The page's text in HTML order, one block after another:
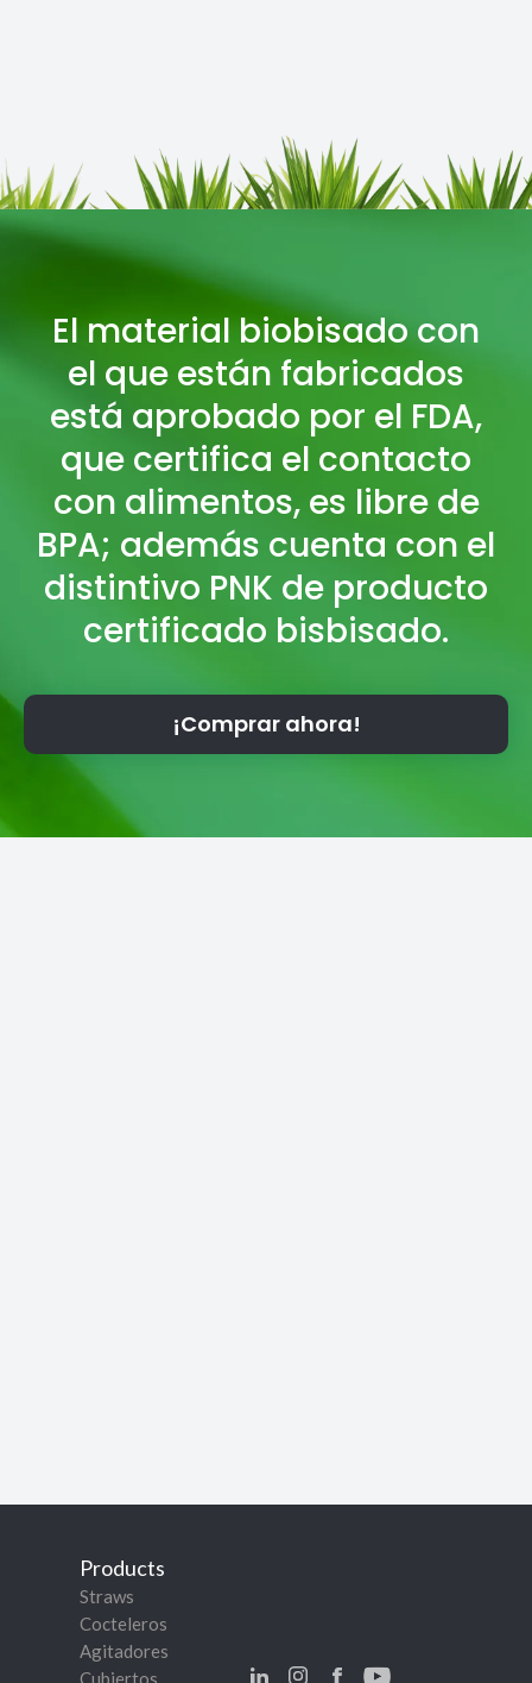
El material biobisado con
el que están fabricados
está aprobado por el FDA,
que certifica el contacto
con alimentos, es libre de
BPA; además cuenta con el
distintivo PNK de producto
certificado bisbisado.
¡Comprar ahora!
Products
Straws
Cocteleros
Agitadores
Cubiertos